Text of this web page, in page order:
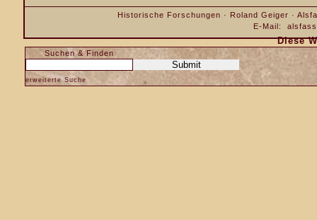
Historische Forschungen · Roland Geiger ·
E-Mail:
Diese
Suchen & Finden
erweiterte Suche